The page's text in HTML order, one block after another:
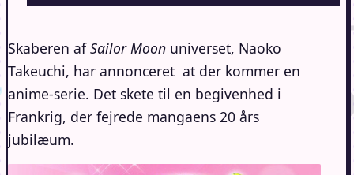
Skaberen afSailor Moon universet, Naoko
Takeuchi, har annonceret at der kommer en
anime-serie. Det skete til en begivenhed i
Frankrig, der fejrede mangaens 20 års
jubilæum.